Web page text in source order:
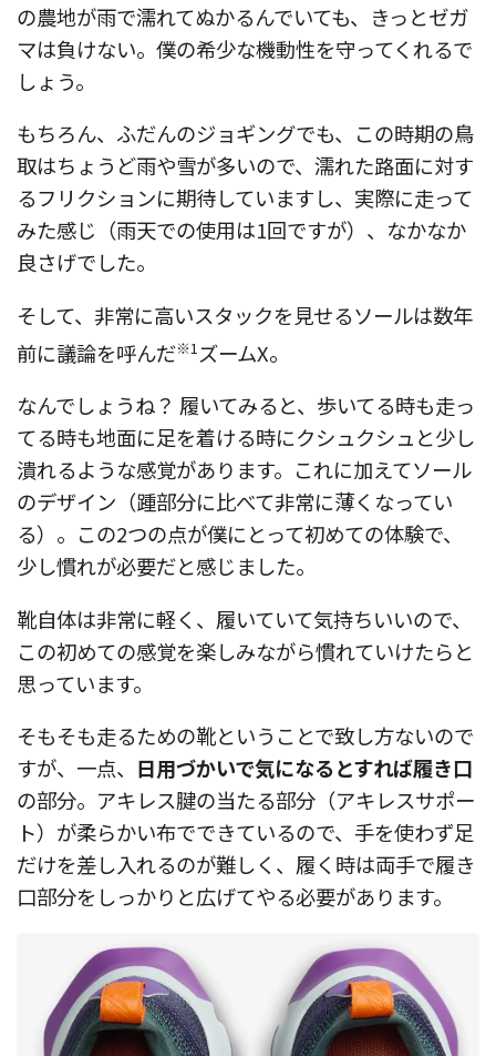
の農地が雨で濡れてぬかるんでいても、きっとゼガ
マは負けない。僕の希少な機動性を守ってくれるで
しょう。
もちろん、ふだんのジョギングでも、この時期の鳥
取はちょうど雨や雪が多いので、濡れた路面に対す
るフリクションに期待していますし、実際に走って
みた感じ（雨天での使用は1回ですが）、なかなか
良さげでした。
そして、非常に高いスタックを見せるソールは数年
前に議論を呼んだ※1 ズームX。
なんでしょうね？ 履いてみると、歩いてる時も走っ
てる時も地面に足を着ける時にクシュクシュと少し
潰れるような感覚があります。これに加えてソール
のデザイン（踵部分に比べて非常に薄くなってい
る）。この2つの点が僕にとって初めての体験で、
少し慣れが必要だと感じました。
靴自体は非常に軽く、履いていて気持ちいいので、
この初めての感覚を楽しみながら慣れていけたらと
思っています。
そもそも走るための靴ということで致し方ないので
すが、一点、 日用づかいで気になるとすれば履き口
の部分。アキレス腱の当たる部分（アキレスサポー
ト）が柔らかい布でできているので、手を使わず足
だけを差し入れるのが難しく、履く時は両手で履き
口部分をしっかりと広げてやる必要があります。